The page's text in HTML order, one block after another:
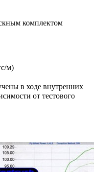
комплектом
м)
в ходе внутренних
от тестового